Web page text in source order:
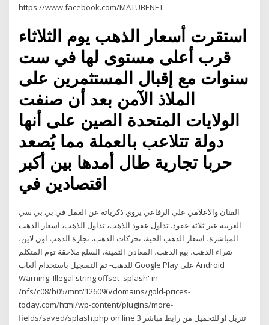
https://www.facebook.com/MATUBENET
استقرت أسعار الذهب يوم الثلاثاء
قرب أعلى مستوى لها في ست
سنوات مع إقبال المستثمرين على
الملاذ الآمن بعد أن صنفت
الولايات المتحدة الصين على أنها
دولة تتلاعب بالعملة مما يُصعد
حربا تجارية طال أمدها بين أكبر
اقتصادين في
الفنان والاعلامي علي الرفاعي يروي ذكرياته عن العمل في بي بي سي
العربية عبر ثلاثة عقود. تداول عقود الذهب، تداول الذهب، اسعار الذهب
المباشرة، اسعار الذهب الحية، تحركات الذهب، تجارة الذهب اون لاين،
شراء الذهب، بيع الذهب، المعادن الثمينة، السلع ملاحقة توم المتكلم
للذهب- تم التسجيل باستخدام ألعاب Google Play على Android
Warning: Illegal string offset 'splash' in
/nfs/c08/h05/mnt/126096/domains/gold-prices-
today.com/html/wp-content/plugins/more-
fields/saved/splash.php on line 3 تنزيل او للتحميل من رابط مباشر